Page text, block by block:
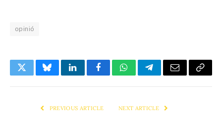
opinió
TwitterBlueskyLinkedInFacebookWhatsAppTelegramEmail Copy
PREVIOUS ARTICLE NEXT ARTICLE